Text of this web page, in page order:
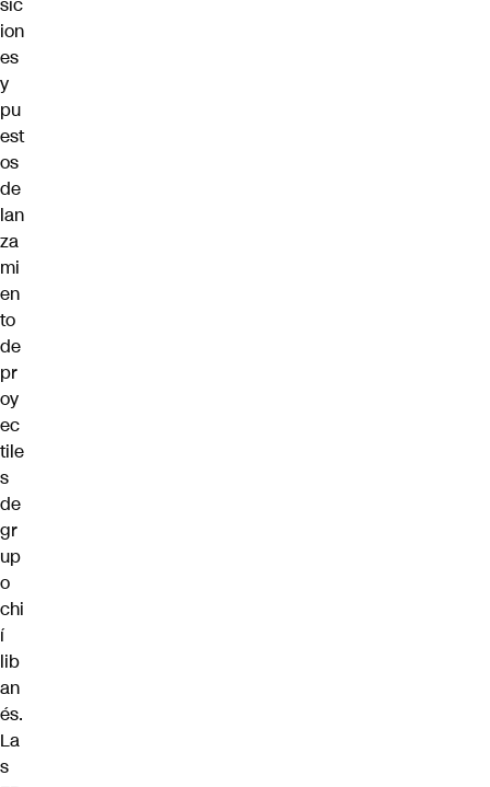
ion
es
y
pu
est
os
de
lan
za
mi
en
to
de
pr
oy
ec
tile
s
de
gr
up
o
chi
í
lib
an
és.
La
s